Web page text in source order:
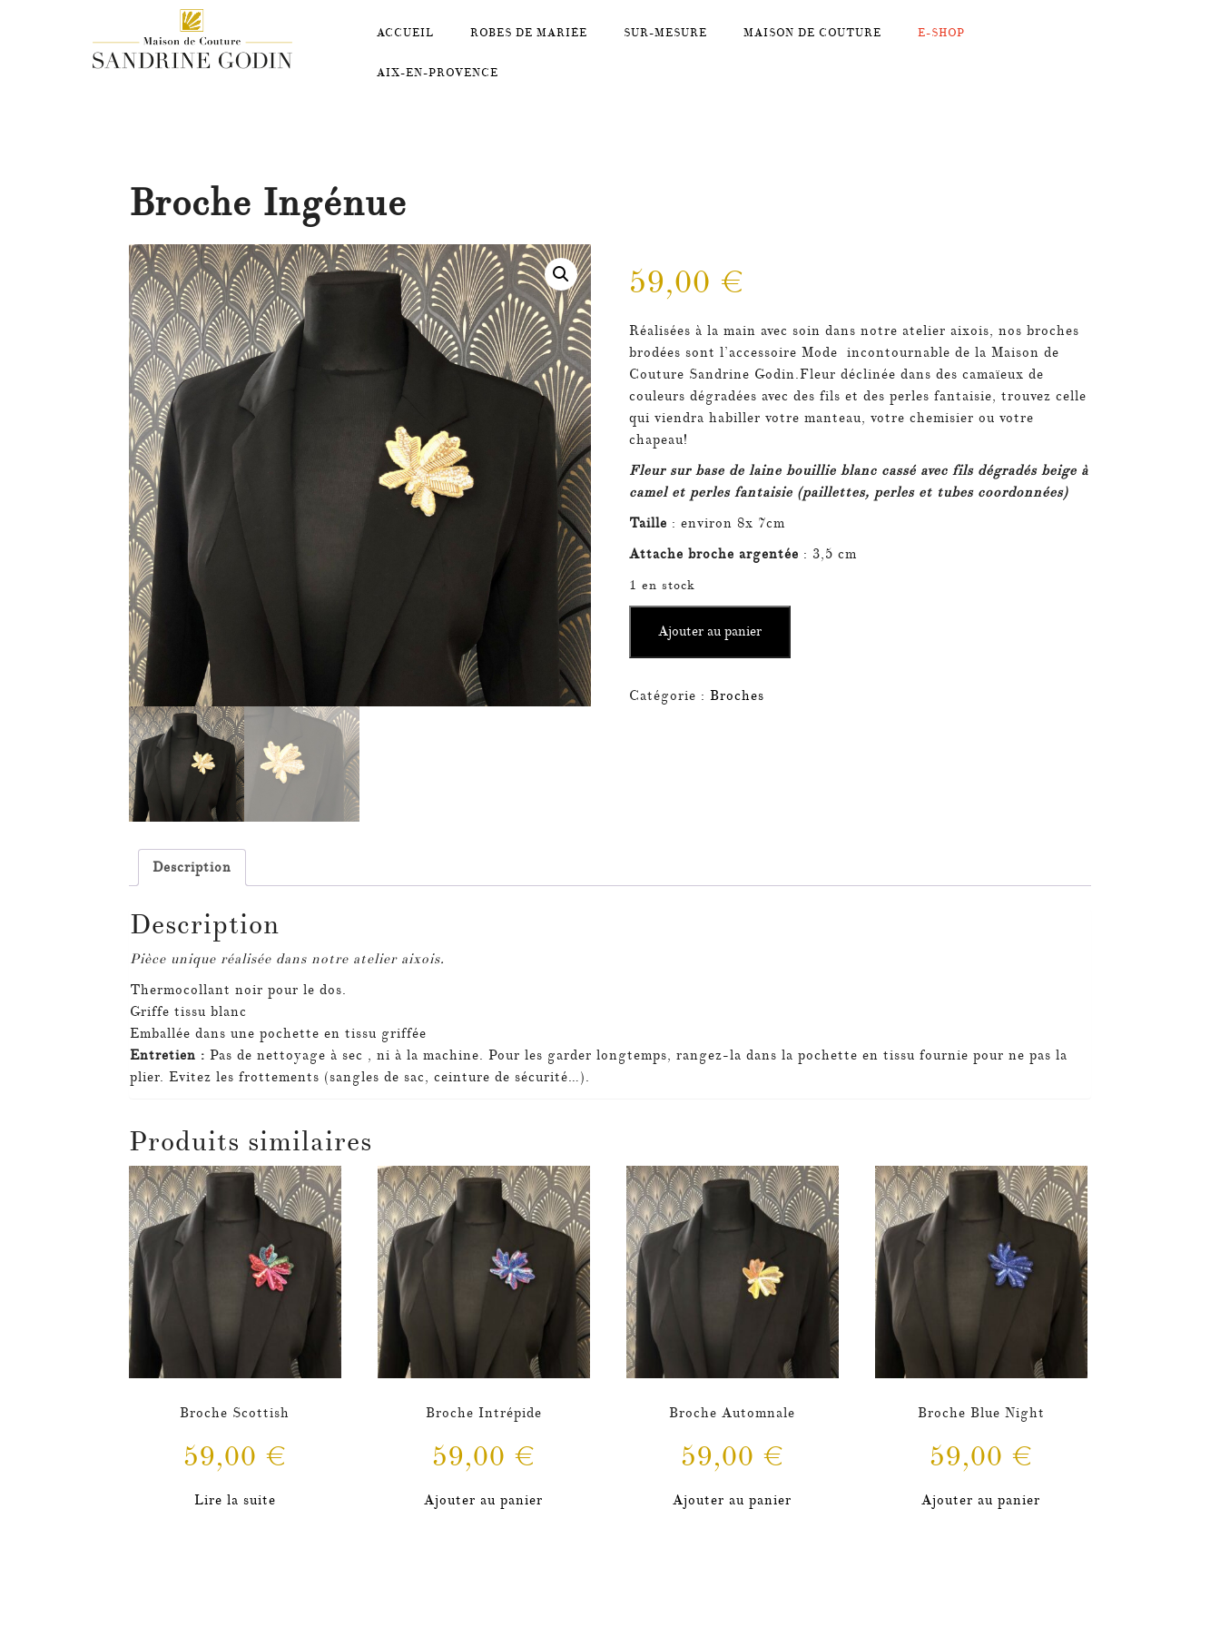
ACCUEIL ROBES DE MARIÉE SUR-MESURE MAISON DE COUTURE E-SHOP
AIX-EN-PROVENCE
Broche Ingénue
59,00 €
Réalisées à la main avec soin dans notre atelier aixois,nos broches
brodées sont l’accessoire Mode incontournable de la Maison de
Couture Sandrine Godin.Fleur déclinée dans des camaïeux de
couleurs dégradées avec des fils et des perles fantaisie, trouvez celle
qui viendra habiller votre manteau, votre chemisier ou votre
chapeau!
Fleur sur base de laine bouillie blanc cassé avec fils dégradés beige à
camel et perles fantaisie (paillettes, perles et tubes coordonnées)
Taille : environ 8x 7cm
Attache broche argentée : 3,5 cm
1 en stock
Broche
Ajouter au panier
Catégorie :Broches
Description
Description
Pièce unique réalisée dans notre atelier aixois.
Thermocollant noir pour le dos.
Griffe tissu blanc
Emballée dans une pochette en tissu griffée
Entretien : Pas de nettoyage à sec , ni à la machine. Pour les garder longtemps, rangez-la dans la pochette en tissu fournie pour ne pas la
plier. Evitez les frottements (sangles de sac, ceinture de sécurité…).
Produits similaires
Broche Scottish
59,00 €
Lire la suite
Broche Intrépide
59,00 €
Ajouter au panier
Broche Automnale
59,00 €
Ajouter au panier
Broche Blue Night
59,00 €
Ajouter au panier